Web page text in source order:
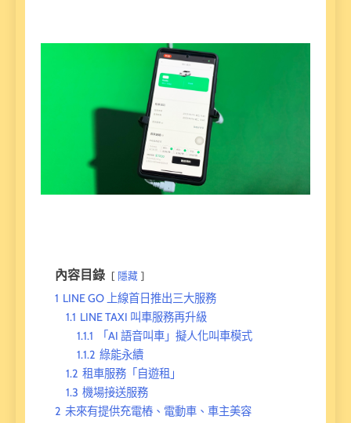
內容目錄 隱藏
1 LINE GO 上線首日推出三大服務
1.1 LINE TAXI 叫車服務再升級
1.1.1
「AI 語音叫車」擬人化叫車模式
1.1.2 綠能永續
1.2 租車服務「自遊租」
1.3 機場接送服務
2 未來有提供充電樁、電動車、車主美容